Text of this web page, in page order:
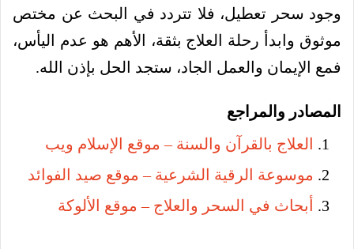
وجود سحر تعطيل، فلا تتردد في البحث عن مختص
موثوق وابدأ رحلة العلاج بثقة، الأهم هو عدم اليأس،
فمع الإيمان والعمل الجاد، ستجد الحل بإذن الله.
المصادر والمراجع
العلاج بالقرآن والسنة – موقع الإسلام ويب
موسوعة الرقية الشرعية – موقع صيد الفوائد
أبحاث في السحر والعلاج – موقع الألوكة